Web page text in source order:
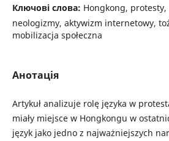
Ключові слова: Hongkong,
neologizmy, aktywizm internetowy,
mobilizacja społeczna
Анотація
Artykuł analizuje rolę języka w
miały miejsce w Hongkongu w
język jako jedno z najważniejszych